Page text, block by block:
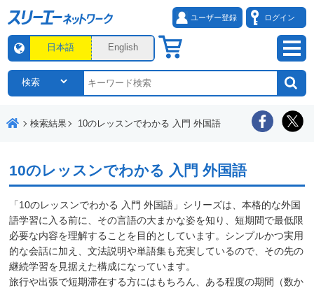
ユーザー登録 ログイン
日本語 English
検索結果 10のレッスンでわかる 入門 外国語
10のレッスンでわかる 入門 外国語
「10のレッスンでわかる 入門 外国語」シリーズは、本格的な外国
語学習に入る前に、その言語の大まかな姿を知り、短期間で最低限
必要な内容を理解することを目的としています。シンプルかつ実用
的な会話に加え、文法説明や単語集も充実しているので、その先の
継続学習を見据えた構成になっています。
旅行や出張で短期滞在する方にはもちろん、ある程度の期間（数か